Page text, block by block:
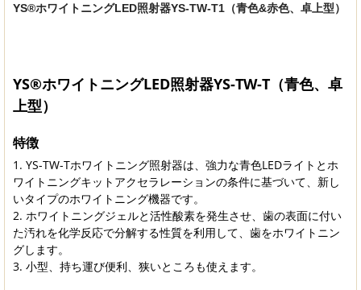
YS®ホワイトニングLED照射器YS-TW-T1（青色&赤色、卓上型）
YS®ホワイトニングLED照射器YS-TW-T（青色、卓
上型）
特徴
YS-TW-Tホワイトニング照射器は、強力な青色LEDライトとホ
ワイトニングキットアクセラレーションの条件に基づいて、新し
いタイプのホワイトニング機器です。
ホワイトニングジェルと活性酸素を発生させ、歯の表面に付い
た汚れを化学反応で分解する性質を利用して、歯をホワイトニン
グします。
小型、持ち運び便利、狭いところも使えます。